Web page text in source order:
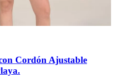
Cordón Ajustable